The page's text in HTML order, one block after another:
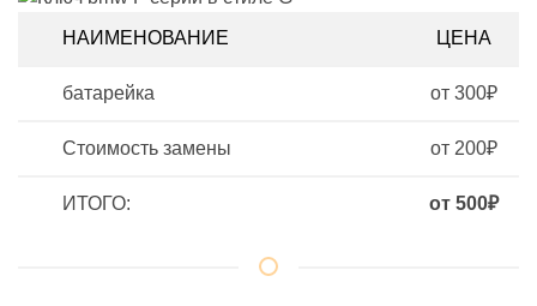
НАИМЕНОВАНИЕ ЦЕНА
батарейка от 300₽
Стоимость замены от 200₽
ИТОГО: от 500₽